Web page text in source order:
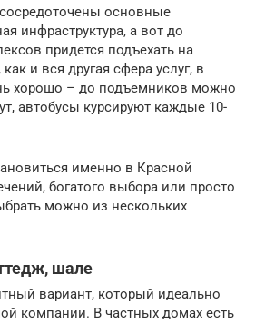
основные
инфраструктура, а вот до
придется подъехать на
и вся другая сфера услуг, в
хорошо – до подъемников можно
автобусы курсируют каждые 10-
именно в Красной
богатого выбора или просто
можно из нескольких
шале
вариант, который идеально
компании. В частных домах есть